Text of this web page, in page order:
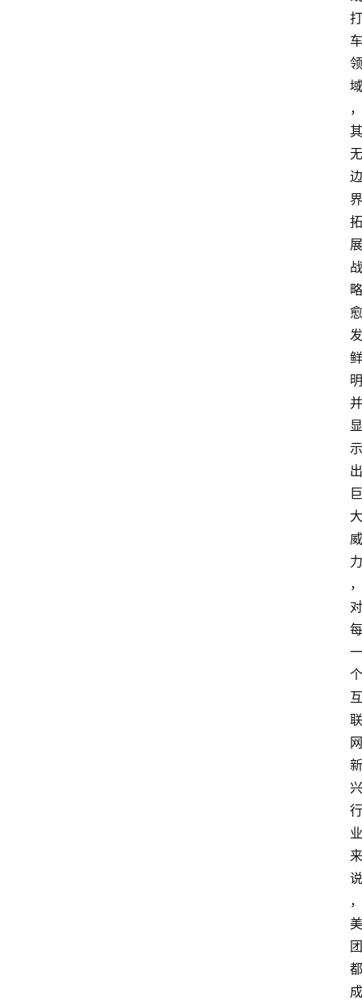
打
车
领
域
，
其
无
边
界
拓
展
战
略
愈
发
鲜
明
并
显
示
出
巨
大
威
力
，
对
每
一
个
互
联
网
新
兴
行
业
来
说
，
美
团
都
成